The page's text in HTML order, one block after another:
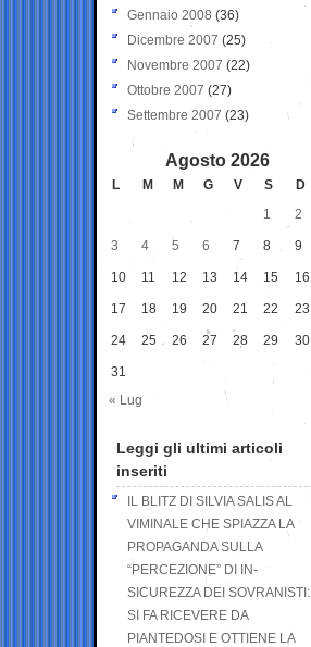
Gennaio 2008 (36)
Dicembre 2007 (25)
Novembre 2007 (22)
Ottobre 2007 (27)
Settembre 2007 (23)
Agosto 2026
L M M G V S
D
1
2
3 4 5 6 7 8 9
10 11 12 13 14 15 16
17 18 19 20 21 22 23
24 25 26 27 28 29 30
31
« Lug
Leggi gli ultimi articoli
inseriti
IL BLITZ DI SILVIA SALIS AL
VIMINALE CHE SPIAZZA LA
PROPAGANDA SULLA
“PERCEZIONE” DI IN-
SICUREZZA DEI SOVRANISTI:
SI FA RICEVERE DA
PIANTEDOSI E OTTIENE LA